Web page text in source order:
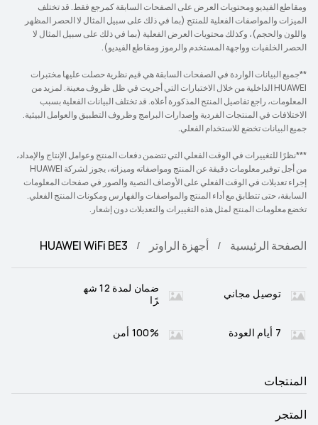
ومقاطع الفيديو ومحتويات العرض على الصفحات السابقة كمرجع فقط. قد تختلف
الميزات والمواصفات الفعلية للمنتج (بما في ذلك على سبيل المثال لا الحصر المظهر
واللون والحجم)، وكذلك محتويات العرض الفعلية (بما في ذلك على سبيل المثال لا
الحصر الخلفيات وواجهة المستخدم والرموز ومقاطع الفيديو).
**جميع البيانات الواردة في الصفحات السابقة هي قيم نظرية حصلت عليها مختبرات
HUAWEI الداخلية من خلال الاختبارات التي أجريت في ظل ظروف معينة. لمزيد من
المعلومات، راجع تفاصيل المنتج المذكورة أعلاه. قد تختلف البيانات الفعلية بسبب
الاختلافات في المنتجات الفردية وإصدارات البرامج وظروف التطبيق والعوامل البيئية.
جميع البيانات تخضع للاستخدام الفعلي.
***نظرًا للتغييرات في الوقت الفعلي التي تتضمن دفعات المنتج وعوامل الإنتاج والإمداد،
من أجل توفير معلومات دقيقة عن المنتج ومواصفاته وميزاته، يجوز لشركة HUAWEI
إجراء تعديلات في الوقت الفعلي على الأوصاف النصية والصور في صفحات المعلومات
السابقة، حتى تتطابق مع أداء المنتج والمواصفات والفهارس ومكونات المنتج الفعلي.
تخضع معلومات المنتج لمثل هذه التغييرات والتعديلات دون إشعار.
الصفحة الرئيسية أجهزة الراوتر HUAWEI WiFi BE3
توصيل مجاني
ضمان لمدة 12 شه
رًا
7 أيام العودة 100% أمن
المنتجات
المتجر